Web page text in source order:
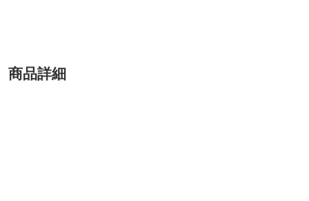
商品詳細